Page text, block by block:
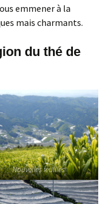
emmener à la
mais charmants.
du thé de
Nouvelles feuilles